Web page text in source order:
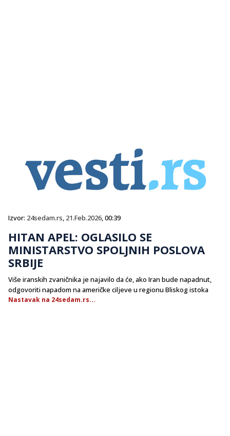
Izvor: 24sedam.rs, 21.Feb.2026, 00:39
HITAN APEL: OGLASILO SE
MINISTARSTVO SPOLJNIH POSLOVA
SRBIJE
Više iranskih zvaničnika je najavilo da će, ako Iran bude napadnut,
odgovoriti napadom na američke ciljeve u regionu Bliskog istoka
Nastavak na 24sedam.rs...